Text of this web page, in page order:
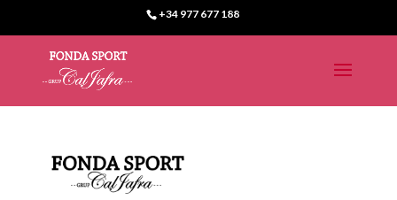
+34 977 677 188